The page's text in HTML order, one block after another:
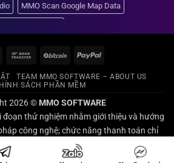
MMO Scan Google Map Data
phần mềm geo website
hàng phần mềm Marketing
phần mềm scan Google Maps
proxy ipv6
Atm
Bank
BitCoin PayPal
TEAM MMO SOFTWARE – ABOUT US
SÁCH PHẦN MỀM
2026 © MMO SOFTWARE
đoạn thử nghiệm nhằm giới thiệu và hướng
công nghệ; chức năng thanh toán chỉ
và kiểm thử kỹ thuật, không sử dụng
dịch mua bán thực tế.